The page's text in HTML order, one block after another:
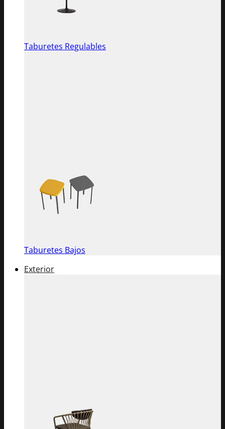
Taburetes Regulables
Taburetes Bajos
Exterior